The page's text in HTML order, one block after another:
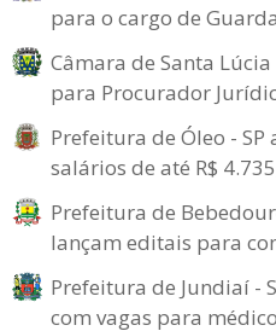
para o cargo de
Câmara de Santa
para Procurador
Prefeitura de Óleo -
salários de até R$
Prefeitura de
lançam editais para
Prefeitura de Jundiaí -
com vagas para